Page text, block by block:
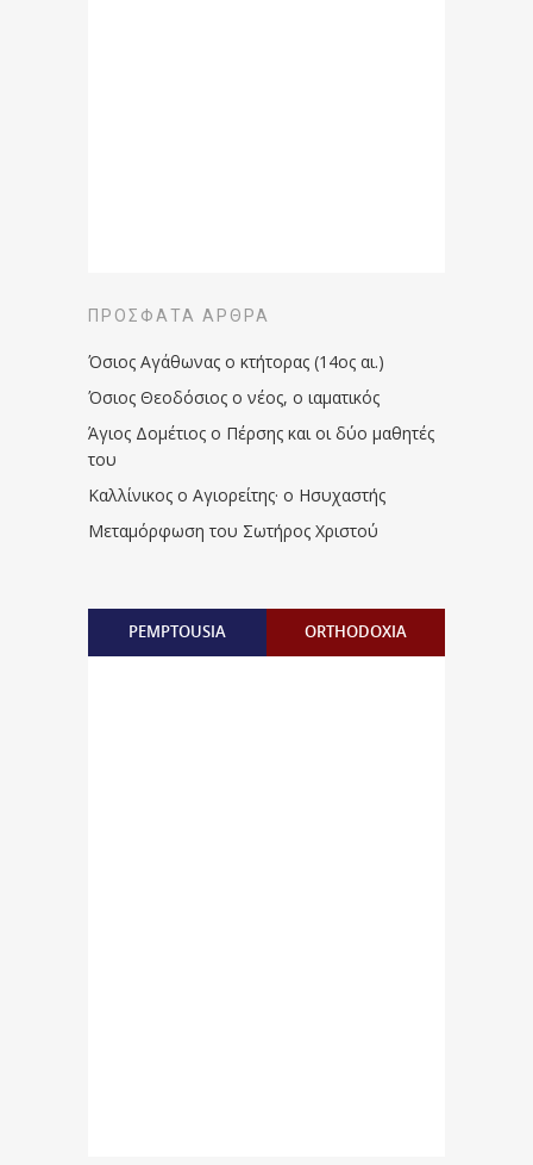
ΠΡΌΣΦΑΤΑ ΆΡΘΡΑ
Όσιος Αγάθωνας ο κτήτορας (14ος αι.)
Όσιος Θεοδόσιος ο νέος, ο ιαματικός
Άγιος Δομέτιος ο Πέρσης και οι δύο μαθητές
του
Καλλίνικος ο Αγιορείτης · ο Ησυχαστής
Μεταμόρφωση του Σωτήρος Χριστού
PEMPTOUSIA ORTHODOXIA